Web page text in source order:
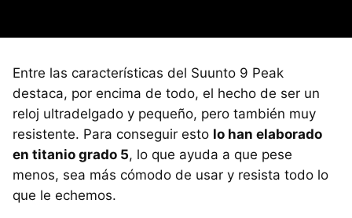
Entre las características del Suunto 9 Peak
destaca, por encima de todo, el hecho de ser un
reloj ultradelgado y pequeño, pero también muy
resistente. Para conseguir esto lo han elaborado
en titanio grado 5, lo que ayuda a que pese
menos, sea más cómodo de usar y resista todo lo
que le echemos.